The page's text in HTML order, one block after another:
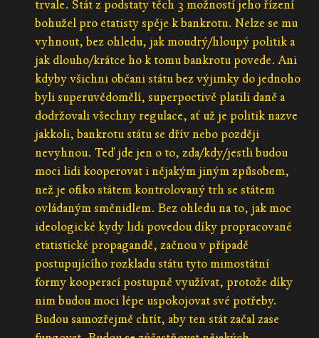
trvale. Stát z podstaty těch 3 možností jeho řízení
bohužel pro etatisty spěje k bankrotu. Nelze se mu
vyhnout, bez ohledu, jak moudrý/hloupý politik a
jak dlouho/krátce ho k tomu bankrotu povede. Ani
kdyby všichni občani státu bez výjimky do jednoho
byli superuvědomělí, superpoctivě platili daně a
dodržovali všechny regulace, ať už je politik nazve
jakkoli, bankrotu státu se dřív nebo později
nevyhnou. Teď jde jen o to, zda/kdy/jestli budou
moci lidi kooperovat i nějakým jiným způsobem,
než je ofiko státem kontrolovaný trh se státem
ovládaným směnidlem. Bez ohledu na to, jak moc
ideologické kydy lidi povedou díky propracované
etatistické propagandě, začnou v případě
postupujícího rozkladu státu tyto mimostátní
formy kooperací postupně využívat, protože díky
nim budou moci lépe uspokojovat své potřeby.
Budou samozřejmě chtít, aby ten stát začal zase